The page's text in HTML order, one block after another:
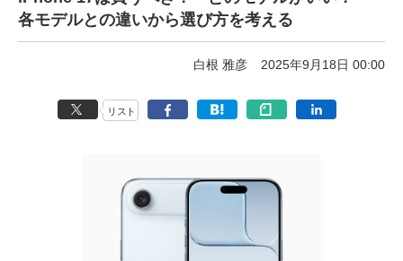
各モデルとの違いから選び方を考える
白根 雅彦 2025年9月18日 00:00
リスト